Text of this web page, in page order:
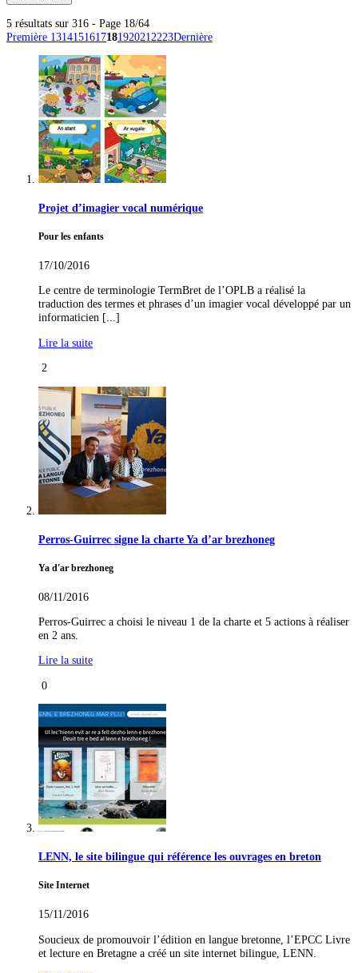
5 résultats sur 316 - Page 18/64
Première 1314151617181920212223Dernière
Projet d’imagier vocal numérique
Pour les enfants
17/10/2016
Le centre de terminologie TermBret de l’OPLB a réalisé la
traduction des termes et phrases d’un imagier vocal développé par un
informaticien [...]
Lire la suite
2
Perros-Guirrec signe la charte Ya d’ar brezhoneg
Ya d'ar brezhoneg
08/11/2016
Perros-Guirrec a choisi le niveau 1 de la charte et 5 actions à réaliser
en 2 ans.
Lire la suite
0
LENN, le site bilingue qui référence les ouvrages en breton
Site Internet
15/11/2016
Soucieux de promouvoir l’édition en langue bretonne, l’EPCC Livre
et lecture en Bretagne a créé un site internet bilingue, LENN.